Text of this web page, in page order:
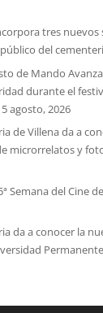
tres
del
de Mando
durante el
5 agosto, 2026
de Villena da a
microrrelatos y
Semana del Cine
da a conocer la
Permanente